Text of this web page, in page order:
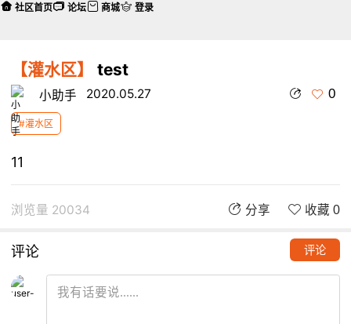
【灌水区】 test
小助手 2020.05.27 0
#灌水区
11
浏览量 20034 分享 收藏 0
评论 评论
社区首页 论坛 商城 登录